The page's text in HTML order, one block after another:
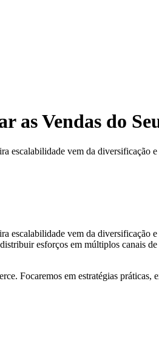
Vendas do
escalabilidade vem da diversificação
escalabilidade vem da diversificação
esforços em múltiplos canais
Focaremos em estratégias práticas,